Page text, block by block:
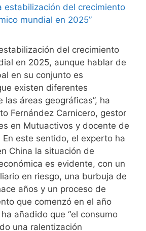
del crecimiento
en 2025, aunque hablar de
en su conjunto es
existen diferentes
las áreas geográficas”, ha
Fernández Carnicero, gestor
en Mutuactivos y docente de
En este sentido, el experto ha
China la situación de
es evidente, con un
en riesgo, una burbuja de
años y un proceso de
que comenzó en el año
añadido que “el consumo
una ralentización